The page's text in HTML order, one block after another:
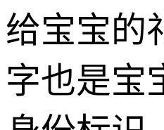
给宝宝的
字也是宝